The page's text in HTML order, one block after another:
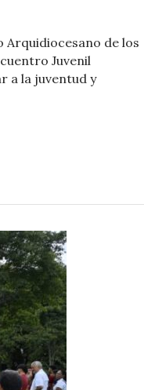
Arquidiocesano de los
Juvenil
a la juventud y